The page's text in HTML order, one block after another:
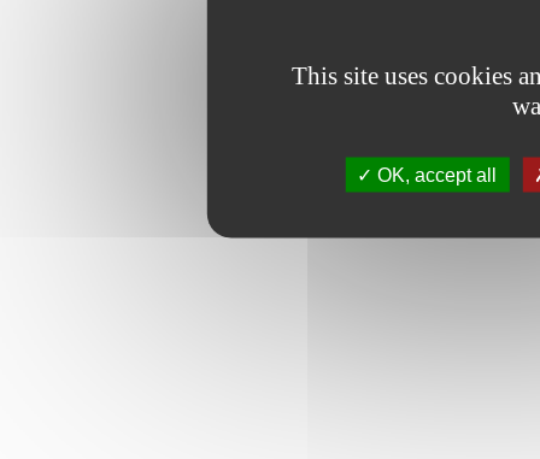
This site uses cookies
OK, accept all